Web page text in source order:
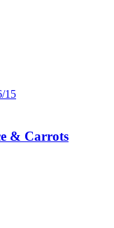
& Carrots